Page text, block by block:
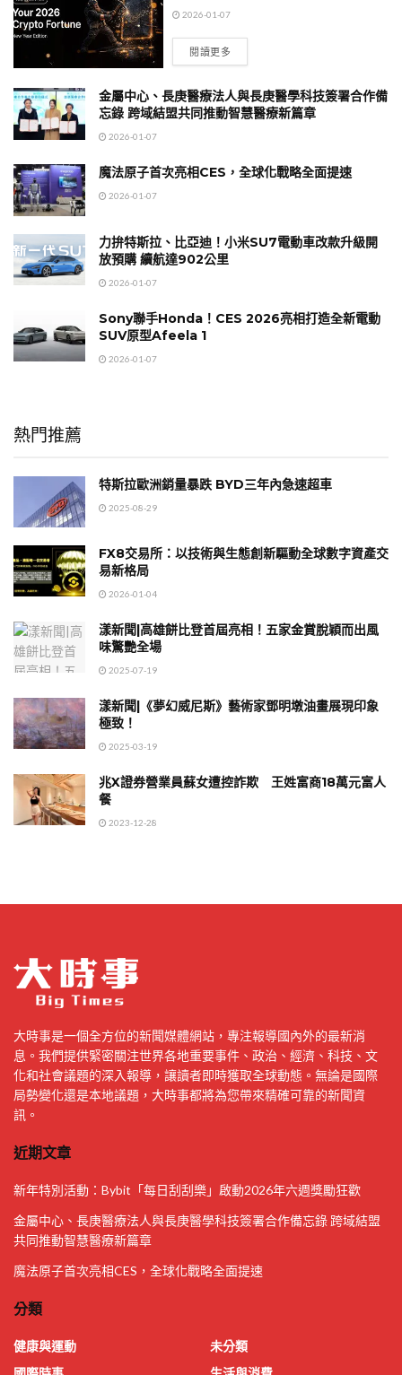
2026-01-07
閱讀更多
金屬中心、長庚醫療法人與長庚醫學科技簽署合作備
忘錄 跨域結盟共同推動智慧醫療新篇章
2026-01-07
魔法原子首次亮相CES，全球化戰略全面提速
2026-01-07
力拚特斯拉、比亞迪！小米SU7電動車改款升級開
放預購 續航達902公里
2026-01-07
Sony聯手Honda！CES 2026亮相打造全新電動
SUV原型Afeela 1
2026-01-07
熱門推薦
特斯拉歐洲銷量暴跌 BYD三年內急速超車
2025-08-29
FX8交易所：以技術與生態創新驅動全球數字資產交
易新格局
2026-01-04
漾新聞|高雄餅比登首屆亮相！五家金賞脫穎而出風
味驚艷全場
2025-07-19
漾新聞|《夢幻威尼斯》藝術家鄧明墩油畫展現印象
極致！
2025-03-19
兆X證券營業員蘇女遭控詐欺 王姓富商18萬元富人
餐
2023-12-28
大時事是一個全方位的新聞媒體網站，專注報導國內外的最新消
息。我們提供緊密關注世界各地重要事件、政治、經濟、科技、文
化和社會議題的深入報導，讓讀者即時獲取全球動態。無論是國際
局勢變化還是本地議題，大時事都將為您帶來精確可靠的新聞資
訊。
近期文章
新年特別活動：Bybit「每日刮刮樂」啟動2026年六週獎勵狂歡
金屬中心、長庚醫療法人與長庚醫學科技簽署合作備忘錄 跨域結盟
共同推動智慧醫療新篇章
魔法原子首次亮相CES，全球化戰略全面提速
分類
健康與運動
未分類